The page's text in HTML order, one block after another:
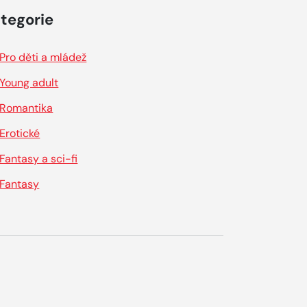
Pro děti a mládež
Young adult
Romantika
Erotické
Fantasy a sci-fi
Fantasy